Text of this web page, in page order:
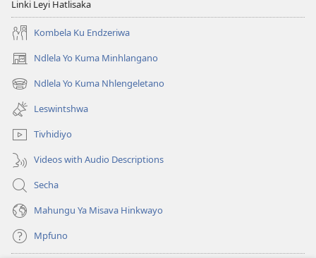
Linki Leyi Hatlisaka
Kombela Ku Endzeriwa
Ndlela Yo Kuma Minhlangano
(opens
new
window)
Ndlela Yo Kuma Nhlengeletano
(opens
new
window)
Leswintshwa
Tivhidiyo
Videos with Audio Descriptions
Secha
Mahungu Ya Misava Hinkwayo
Mpfuno